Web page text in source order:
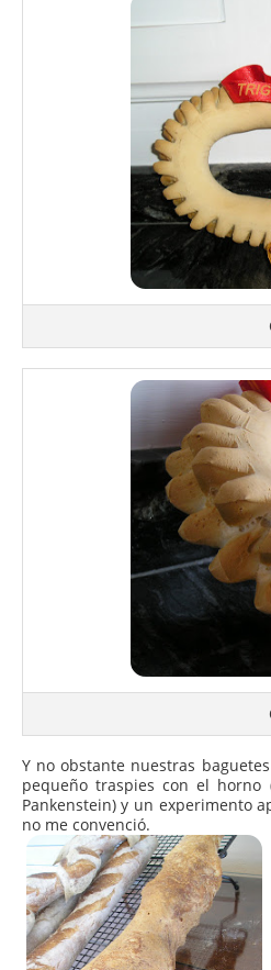
Bueno, y este curioso
Abad, que nos trajeron
patrono. Nos cuentan
recuerdo. Hechas de
prosperidad.